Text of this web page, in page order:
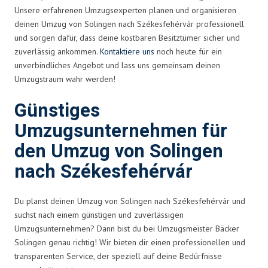
Unsere erfahrenen Umzugsexperten planen und organisieren
deinen Umzug von Solingen nach Székesfehérvár professionell
und sorgen dafür, dass deine kostbaren Besitztümer sicher und
zuverlässig ankommen. Kontaktiere uns noch heute für ein
unverbindliches Angebot und lass uns gemeinsam deinen
Umzugstraum wahr werden!
Günstiges
Umzugsunternehmen für
den Umzug von Solingen
nach Székesfehérvár
Du planst deinen Umzug von Solingen nach Székesfehérvár und
suchst nach einem günstigen und zuverlässigen
Umzugsunternehmen? Dann bist du bei Umzugsmeister Bäcker
Solingen genau richtig! Wir bieten dir einen professionellen und
transparenten Service, der speziell auf deine Bedürfnisse